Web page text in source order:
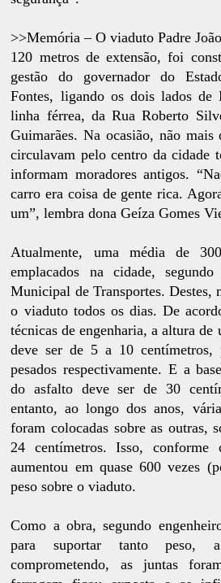
>>Memória – O viaduto Padre
120 metros de extensão, foi
gestão do governador do
Fontes, ligando os dois lados de
linha férrea, da Rua Roberto
Guimarães. Na ocasião, não
circulavam pelo centro da cidade
informam moradores antigos.
carro era coisa de gente rica.
um”, lembra dona Geíza Gomes
Atualmente, uma média de
emplacados na cidade,
Municipal de Transportes. Destes,
o viaduto todos os dias. De
técnicas de engenharia, a altura de
deve ser de 5 a 10 centímetros,
pesados respectivamente. E a
do asfalto deve ser de 30
entanto, ao longo dos anos,
foram colocadas sobre as outras,
24 centímetros. Isso, conforme
aumentou em quase 600 vezes
peso sobre o viaduto.
Como a obra, segundo
para suportar tanto peso,
comprometendo, as juntas